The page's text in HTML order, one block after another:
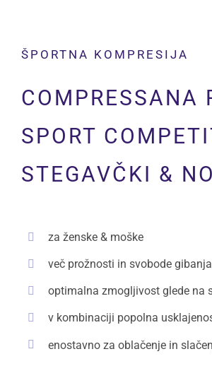
ŠPORTNA KOMPRESIJA
SPORT
STEGAVČKI &
za ženske & moške
več prožnosti in svobode gibanja
optimalna zmogljivost glede na
v kombinaciji popolna
enostavno za oblačenje in